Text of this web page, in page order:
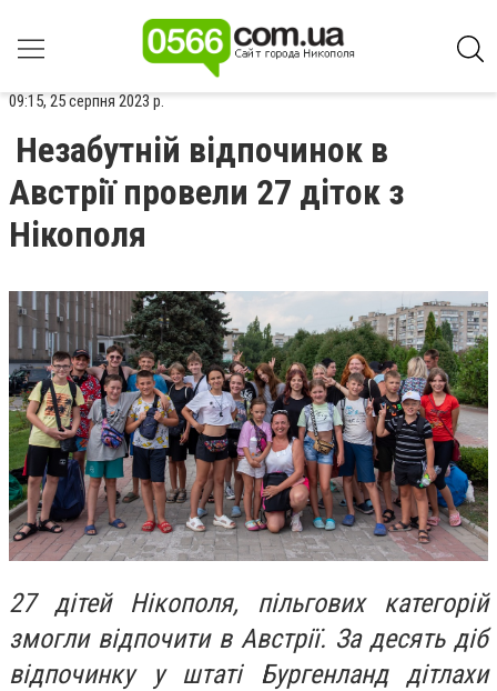
09:15, 25 серпня 2023 р.
Незабутній відпочинок в
Австрії провели 27 діток з
Нікополя
27 дітей Нікополя, пільгових категорій
змогли відпочити в Австрії. За десять діб
відпочинку у штаті Бургенланд дітлахи